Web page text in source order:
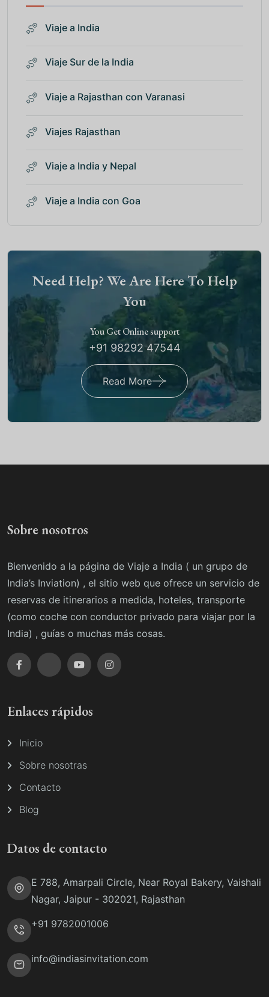
Viaje a India
Viaje Sur de la India
Viaje a Rajasthan con Varanasi
Viajes Rajasthan
Viaje a India y Nepal
Viaje a India con Goa
Need Help? We Are Here To Help
You
You Get Online support
+91 98292 47544
Read More
Sobre nosotros
Bienvenido a la página de Viaje a India ( un grupo de
India’s Inviation) , el sitio web que ofrece un servicio de
reservas de itinerarios a medida, hoteles, transporte
(como coche con conductor privado para viajar por la
India) , guías o muchas más cosas.
Enlaces rápidos
Inicio
Sobre nosotras
Contacto
Blog
Datos de contacto
E 788, Amarpali Circle, Near Royal Bakery, Vaishali
Nagar, Jaipur - 302021, Rajasthan
+91 9782001006
info@indiasinvitation.com